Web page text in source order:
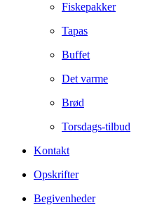
Fiskepakker
Tapas
Buffet
Det varme
Brød
Torsdags-tilbud
Kontakt
Opskrifter
Begivenheder